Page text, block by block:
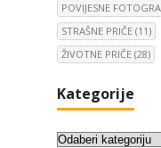
POVIJESNE
STRAŠNE PRIČE (11)
ŽIVOTNE PRIČE (28)
Kategorije
K